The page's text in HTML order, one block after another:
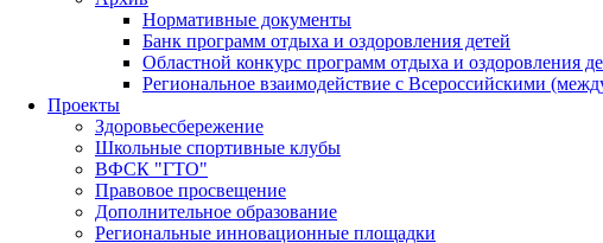
Нормативные документы
Банк программ отдыха и оздоровления детей
Областной конкурс программ отдыха и оздоровления
Региональное взаимодействие с Всероссийскими
Проекты
Здоровьесбережение
Школьные спортивные клубы
ВФСК "ГТО"
Правовое просвещение
Дополнительное образование
Региональные инновационные площадки